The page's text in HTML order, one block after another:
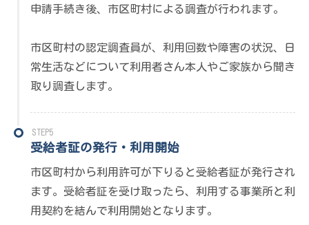
申請手続き後、市区町村による調査が行われます。
市区町村の認定調査員が、利用回数や障害の状況、日
常生活などについて利用者さん本人やご家族から聞き
取り調査します。
STEP5
受給者証の発行・利用開始
市区町村から利用許可が下りると受給者証が発行され
ます。受給者証を受け取ったら、利用する事業所と利
用契約を結んで利用開始となります。